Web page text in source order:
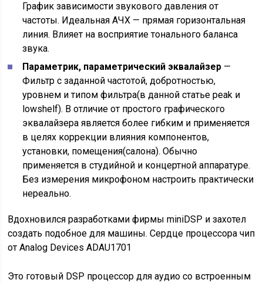
График зависимости звукового давления от
частоты. Идеальная АЧХ — прямая горизонтальная
линия. Влияет на восприятие тонального баланса
звука.
Параметрик, параметрический эквалайзер —
Фильтр с заданной частотой, добротностью,
уровнем и типом фильтра(в данной статье peak и
lowshelf). В отличие от простого графического
эквалайзера является более гибким и применяется
в целях коррекции влияния компонентов,
установки, помещения(салона). Обычно
применяется в студийной и концертной аппаратуре.
Без измерения микрофоном настроить практически
нереально.
Вдохновился разработками фирмы miniDSP и захотел
создать подобное для машины. Сердце процессора чип
от Analog Devices ADAU1701
Это готовый DSP процессор для аудио со встроенным